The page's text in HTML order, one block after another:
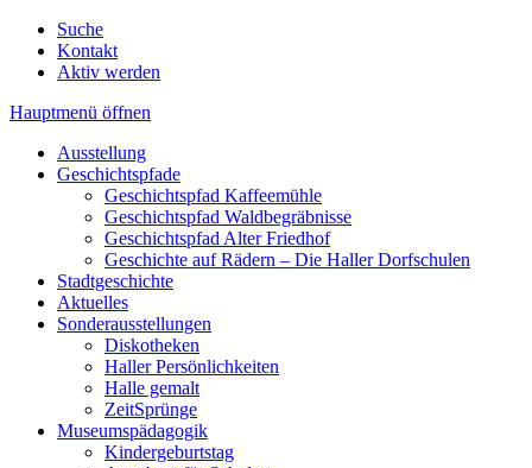
Suche
Kontakt
Aktiv werden
Hauptmenü öffnen
Ausstellung
Geschichtspfade
Geschichtspfad Kaffeemühle
Geschichtspfad Waldbegräbnisse
Geschichtspfad Alter Friedhof
Geschichte auf Rädern – Die Haller Dorfschulen
Stadtgeschichte
Aktuelles
Sonderausstellungen
Diskotheken
Haller Persönlichkeiten
Halle gemalt
ZeitSprünge
Museumspädagogik
Kindergeburtstag